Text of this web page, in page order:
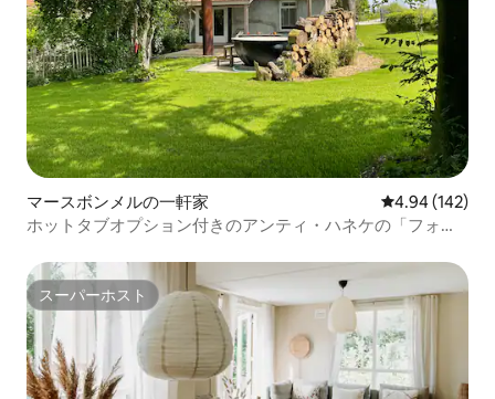
マースボンメルの一軒家 レビュー142
4.94 (142)
ホットタブオプション付きのアンティ・ハネケの「フォア
スーパーホスト
スーパーホスト